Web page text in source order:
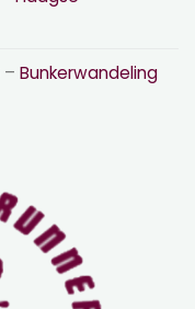
–Bunkerwandeling